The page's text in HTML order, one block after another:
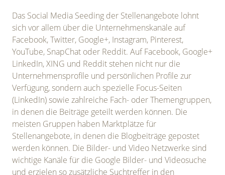
Das Social Media Seeding der Stellenangebote lohnt
sich vor allem über die Unternehmenskanäle auf
Facebook, Twitter, Google+, Instagram, Pinterest,
YouTube, SnapChat oder Reddit. Auf Facebook, Google+
LinkedIn, XING und Reddit stehen nicht nur die
Unternehmensprofile und persönlichen Profile zur
Verfügung, sondern auch spezielle Focus-Seiten
(LinkedIn) sowie zahlreiche Fach- oder Themengruppen,
in denen die Beiträge geteilt werden können. Die
meisten Gruppen haben Marktplätze für
Stellenangebote, in denen die Blogbeiträge gepostet
werden können. Die Bilder- und Video Netzwerke sind
wichtige Kanäle für die Google Bilder- und Videosuche
und erzielen so zusätzliche Suchtreffer in den